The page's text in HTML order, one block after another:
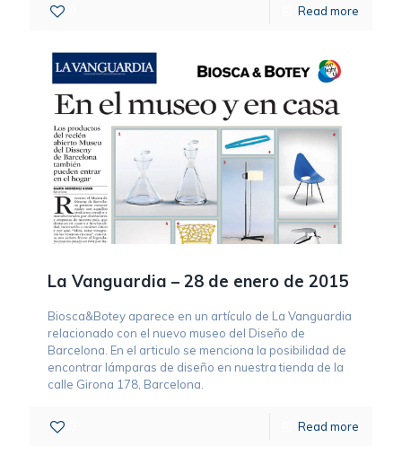
Read more
La Vanguardia – 28 de enero de 2015
Biosca&Botey aparece en un artículo de La Vanguardia
relacionado con el nuevo museo del Diseño de
Barcelona. En el articulo se menciona la posibilidad de
encontrar lámparas de diseño en nuestra tienda de la
calle Girona 178, Barcelona.
Read more